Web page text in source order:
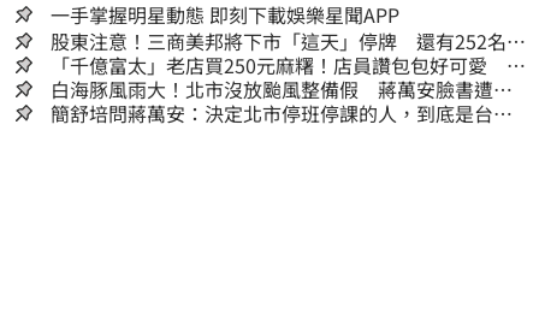
一手掌握明星動態 即刻下載娛樂星聞APP
股東注意！三商美邦將下市「這天」停牌 還有252名千
張大戶
「千億富太」老店買250元麻糬！店員讚包包好可愛 笑
回：我自己做的
白海豚風雨大！北市沒放颱風整備假 蔣萬安臉書遭網
友灌爆：標準在哪？
簡舒培問蔣萬安：決定北市停班停課的人，到底是台北